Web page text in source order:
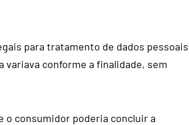
para tratamento de dados pessoais
conforme a finalidade, sem
o consumidor poderia concluir a